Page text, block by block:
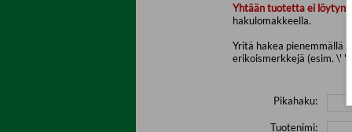
Yhtään tuotetta ei löytynyt.
hakulomakkeella.
Yritä hakea pienemmällä
erikoismerkkejä (esim. \' "
Pikahaku:
Tuotenimi: